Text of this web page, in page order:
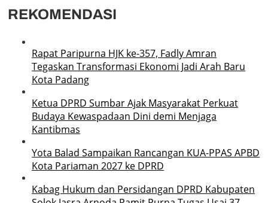
REKOMENDASI
Rapat Paripurna HJK ke-357, Fadly Amran
Tegaskan Transformasi Ekonomi Jadi Arah Baru
Kota Padang
Ketua DPRD Sumbar Ajak Masyarakat Perkuat
Budaya Kewaspadaan Dini demi Menjaga
Kantibmas
Yota Balad Sampaikan Rancangan KUA-PPAS APBD
Kota Pariaman 2027 ke DPRD
Kabag Hukum dan Persidangan DPRD Kabupaten